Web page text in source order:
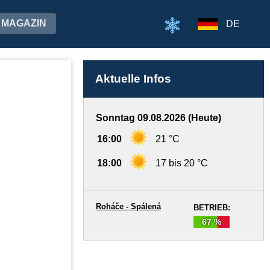
MAGAZIN DE
Aktuelle Infos
Sonntag 09.08.2026 (Heute)
16:00 21 °C
18:00 17 bis 20 °C
BETRIEB:
67 %
Roháče - Spálená